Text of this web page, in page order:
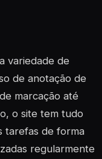
variedade de
de anotação de
marcação até
o site tem tudo
tarefas de forma
regularmente